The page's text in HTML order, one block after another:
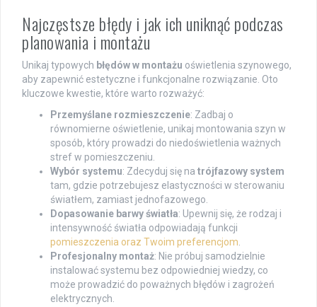
Najczęstsze błędy i jak ich uniknąć podczas
planowania i montażu
Unikaj typowych błędów w montażu oświetlenia szynowego,
aby zapewnić estetyczne i funkcjonalne rozwiązanie. Oto
kluczowe kwestie, które warto rozważyć:
Przemyślane rozmieszczenie: Zadbaj o
równomierne oświetlenie, unikaj montowania szyn w
sposób, który prowadzi do niedoświetlenia ważnych
stref w pomieszczeniu.
Wybór systemu: Zdecyduj się na trójfazowy system
tam, gdzie potrzebujesz elastyczności w sterowaniu
światłem, zamiast jednofazowego.
Dopasowanie barwy światła: Upewnij się, że rodzaj i
intensywność światła odpowiadają funkcji
pomieszczenia oraz Twoim preferencjom
Profesjonalny montaż: Nie próbuj samodzielnie
instalować systemu bez odpowiedniej wiedzy, co
może prowadzić do poważnych błędów i zagrożeń
elektrycznych.